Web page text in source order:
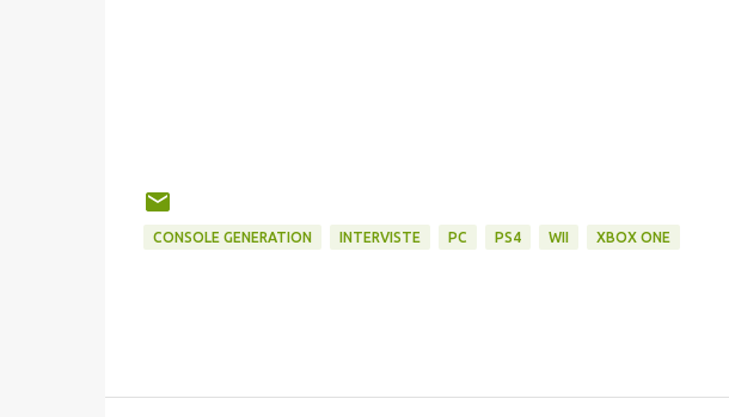
CONSOLE GENERATION INTERVISTE PC PS4 WII XBOX ONE